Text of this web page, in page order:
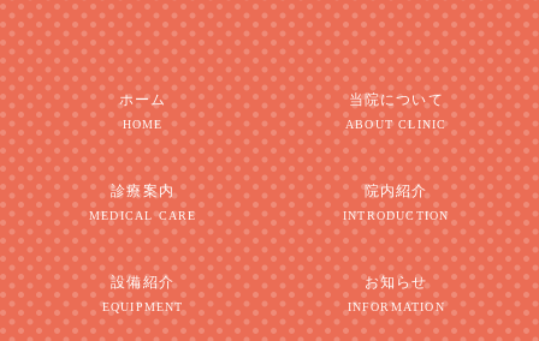
ホーム
HOME
当院について
ABOUT CLINIC
診療案内
MEDICAL CARE
院内紹介
INTRODUCTION
設備紹介
EQUIPMENT
お知らせ
INFORMATION